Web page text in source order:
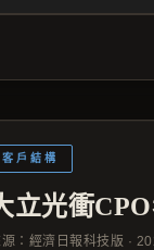
客戶結構
立光衝
： 經濟日報科技版 ·